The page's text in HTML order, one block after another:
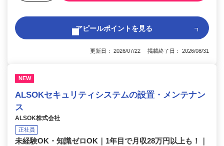
アピールポイントを見る
更新日： 2026/07/22 掲載終了日： 2026/08/31
NEW
ALSOKセキュリティシステムの設置・メンテナン
ス
ALSOK株式会社
正社員
未経験OK・知識ゼロOK｜1年目で月収28万円以上も！｜